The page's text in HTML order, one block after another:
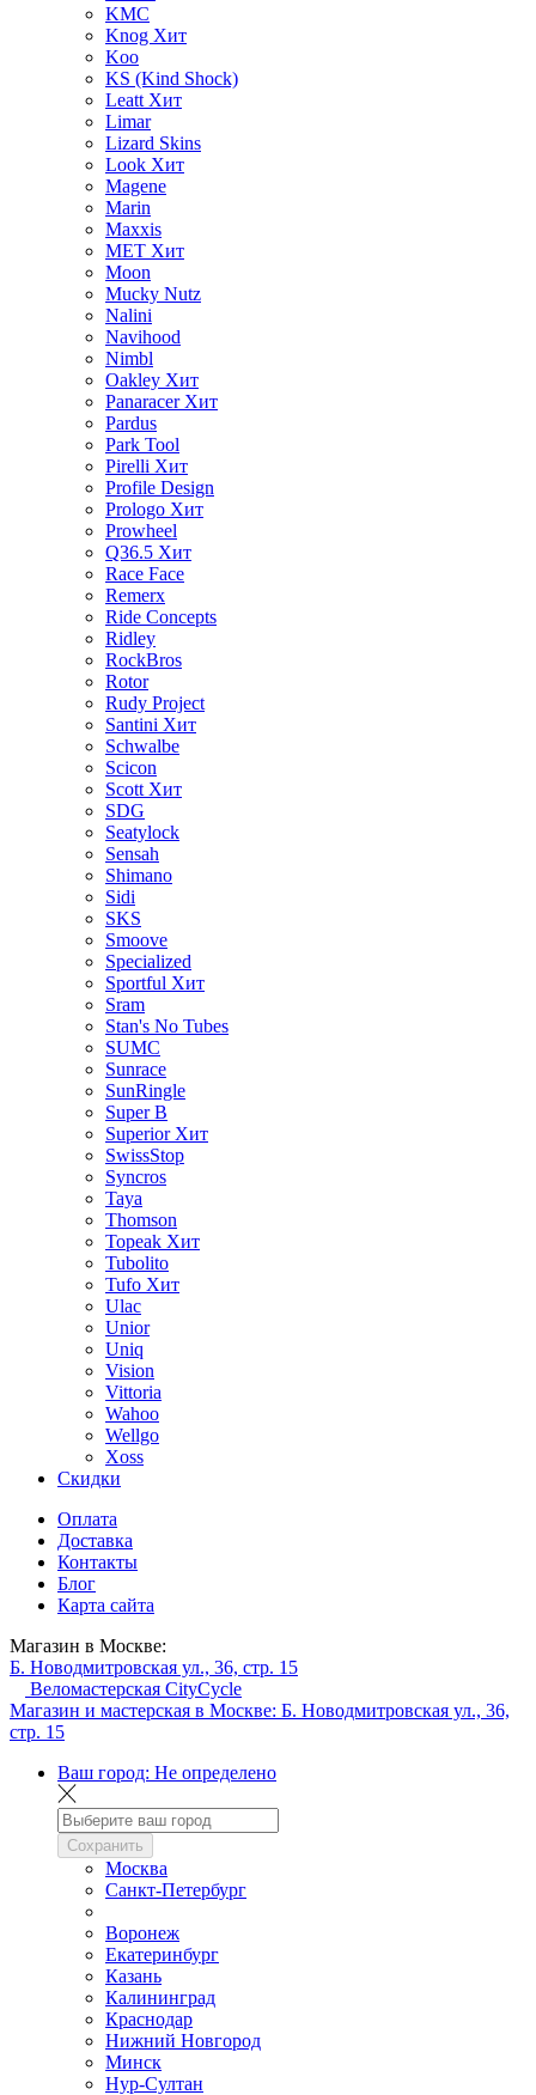
KMC
Knog Хит
Koo
KS (Kind Shock)
Leatt Хит
Limar
Lizard Skins
Look Хит
Magene
Marin
Maxxis
MET Хит
Moon
Mucky Nutz
Nalini
Navihood
Nimbl
Oakley Хит
Panaracer Хит
Pardus
Park Tool
Pirelli Хит
Profile Design
Prologo Хит
Prowheel
Q36.5 Хит
Race Face
Remerx
Ride Concepts
Ridley
RockBros
Rotor
Rudy Project
Santini Хит
Schwalbe
Scicon
Scott Хит
SDG
Seatylock
Sensah
Shimano
Sidi
SKS
Smoove
Specialized
Sportful Хит
Sram
Stan's No Tubes
SUMC
Sunrace
SunRingle
Super B
Superior Хит
SwissStop
Syncros
Taya
Thomson
Topeak Хит
Tubolito
Tufo Хит
Ulac
Unior
Uniq
Vision
Vittoria
Wahoo
Wellgo
Xoss
Скидки
Оплата
Доставка
Контакты
Блог
Карта сайта
Магазин в Москве:
Б. Новодмитровская ул., 36, стр. 15
Веломастерская CityCycle
Магазин и мастерская в Москве: Б. Новодмитровская ул., 36,
стр. 15
Ваш город: Не определено
Сохранить
Москва
Санкт-Петербург
Воронеж
Екатеринбург
Казань
Калининград
Краснодар
Нижний Новгород
Минск
Нур-Султан